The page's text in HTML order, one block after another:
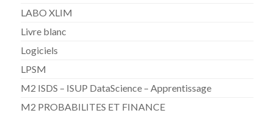
LABO XLIM
Livre blanc
Logiciels
LPSM
M2 ISDS – ISUP DataScience – Apprentissage
M2 PROBABILITES ET FINANCE